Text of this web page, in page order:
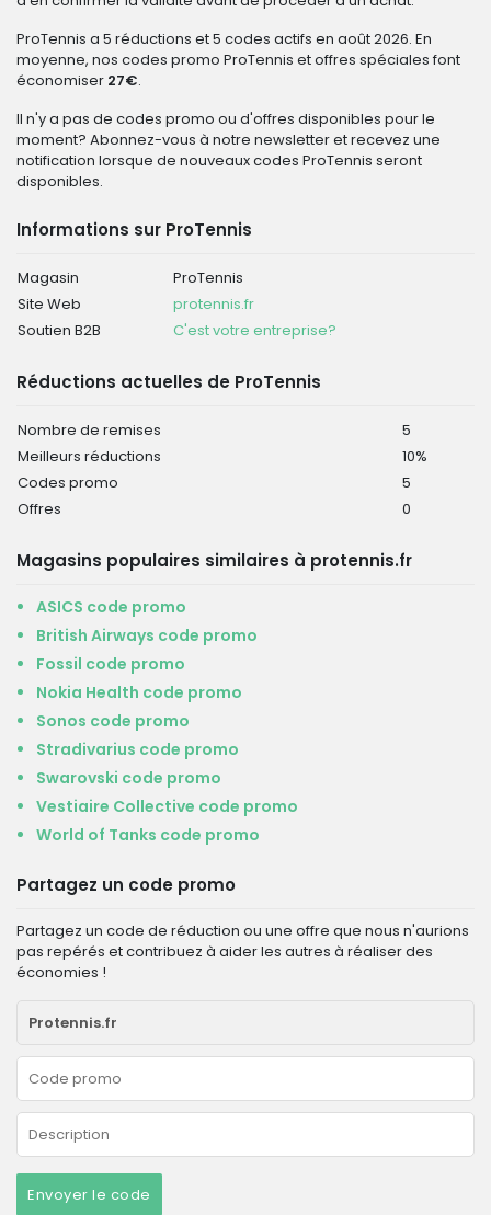
ProTennis a 5 réductions et 5 codes actifs en août 2026. En
moyenne, nos codes promo ProTennis et offres spéciales font
économiser 27€.
Il n'y a pas de codes promo ou d'offres disponibles pour le
moment? Abonnez-vous à notre newsletter et recevez une
notification lorsque de nouveaux codes ProTennis seront
disponibles.
Informations sur ProTennis
Magasin
ProTennis
Site Web
protennis.fr
Soutien B2B
C'est votre entreprise?
Réductions actuelles de ProTennis
Nombre de remises
5
Meilleurs réductions
10%
Codes promo
5
Offres
0
Magasins populaires similaires à protennis.fr
ASICS code promo
British Airways code promo
Fossil code promo
Nokia Health code promo
Sonos code promo
Stradivarius code promo
Swarovski code promo
Vestiaire Collective code promo
World of Tanks code promo
Partagez un code promo
Partagez un code de réduction ou une offre que nous n'aurions
pas repérés et contribuez à aider les autres à réaliser des
économies !
Envoyer le code